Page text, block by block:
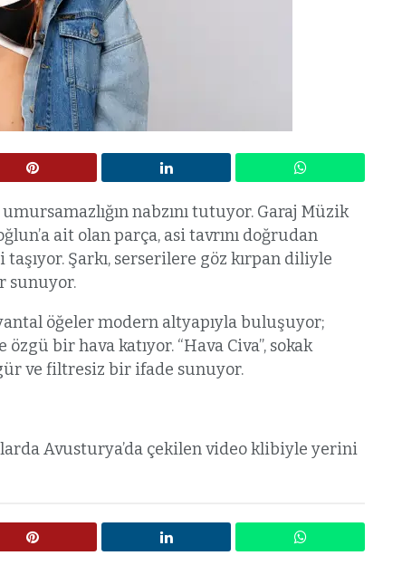
nabzını tutuyor. Garaj Müzik
ait olan parça, asi tavrını doğrudan
Şarkı, serserilere göz kırpan diliyle
sunuyor.
öğeler modern altyapıyla buluşuyor;
bir hava katıyor. “Hava Civa”, sokak
ve filtresiz bir ifade sunuyor.
Avusturya’da çekilen video klibiyle yerini